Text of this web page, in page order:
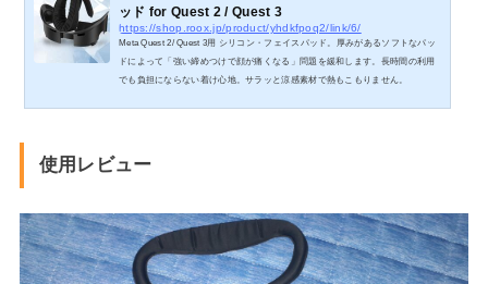
ッド for Quest 2 / Quest 3
https://shop.roox.jp/product/yhdkfpoq2/link/6/
Meta Quest 2/ Quest 3用 シリコン・フェイスパッド。厚みがあるソフトなパッ
ドによって「強い締めつけで顔が痛くなる」問題を緩和します。長時間の利用
でも負担にならない着け心地。サラッと涼感素材で熱もこもりません。
使用レビュー